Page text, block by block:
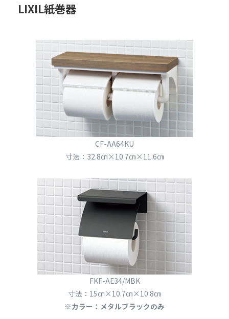
LIXIL紙巻器
CF-AA64KU
寸法：32.8㎝×10.7㎝×11.6㎝
FKF-AE34/MBK
寸法：15㎝×10.7㎝×10.8㎝
※カラー：メタルブラックのみ